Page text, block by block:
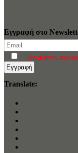
Εγγραφή στο
Συνεχίζοντας,
Translate: